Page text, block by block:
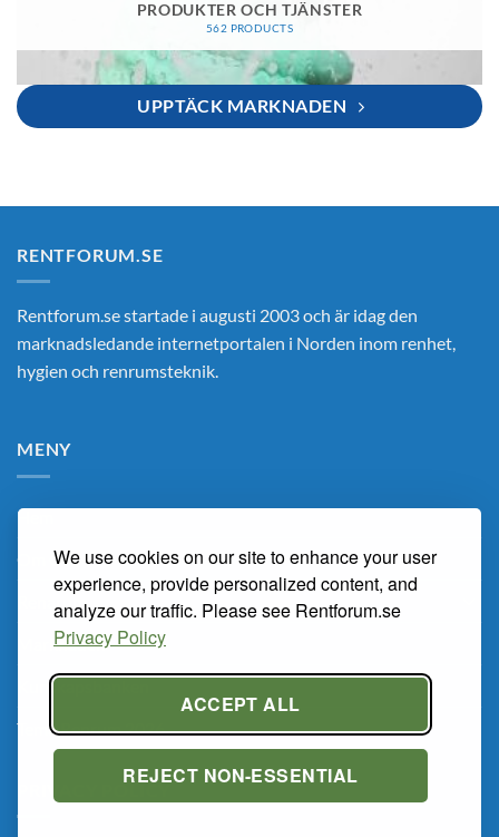
We use cookies on our site to enhance your user
experience, provide personalized content, and
analyze our traffic. Please see Rentforum.se
Privacy Policy
ACCEPT ALL
REJECT NON-ESSENTIAL
PRODUKTER OCH TJÄNSTER
562 PRODUCTS
UPPTÄCK MARKNADEN
RENTFORUM.SE
Rentforum.se startade i augusti 2003 och är idag den
marknadsledande internetportalen i Norden inom renhet,
hygien och renrumsteknik.
MENY
Hem
Om Oss
Renarum
Marknaden
Kunskapsbanken
Tema Renrum 2026
PRIVACY POLICY